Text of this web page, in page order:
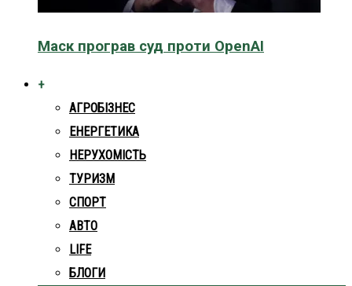
Маск програв суд проти OpenAI
+
АГРОБІЗНЕС
ЕНЕРГЕТИКА
НЕРУХОМІСТЬ
ТУРИЗМ
СПОРТ
АВТО
LIFE
БЛОГИ